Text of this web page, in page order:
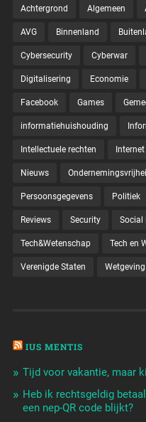
Achtergrond Algemeen
AVG Binnenland
Cybersecurity Cyberwar
Digitalisering Economie
Facebook Games
informatiehuishouding
Intellectuele rechten Internet
Nieuws
Persoonsgegevens Politiek
Reviews Security Social
Tech&Wetenschap Tech en
Verenigde Staten Wetgeving
IUS MENTIS
Tijd voor vakantie, maar
Heb ik rechtsgeldig
een nep-QR code blijkt?